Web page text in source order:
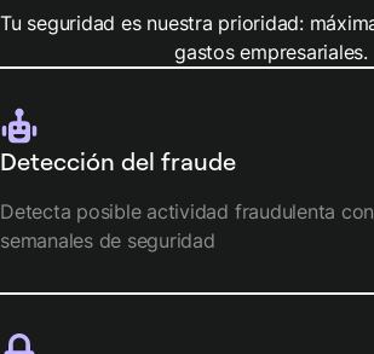
Tu seguridad es nuestra prioridad:
gastos empresariales.
Detección del fraude
Detecta posible actividad fraudulenta
semanales de seguridad